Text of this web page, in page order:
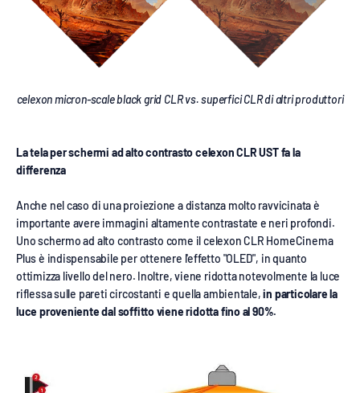
celexon micron-scale black grid CLR vs. superfici CLR di altri produttori
La tela per schermi ad alto contrasto celexon CLR UST fa la
differenza
Anche nel caso di una proiezione a distanza molto ravvicinata è
importante avere immagini altamente contrastate e neri profondi.
Uno schermo ad alto contrasto come il celexon CLR HomeCinema
Plus è indispensabile per ottenere l'effetto "OLED", in quanto
ottimizza livello del nero. Inoltre, viene ridotta notevolmente la luce
riflessa sulle pareti circostanti e quella ambientale,in particolare la
luce proveniente dal soffitto viene ridotta fino al 90%.